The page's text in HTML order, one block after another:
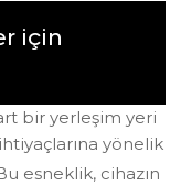
için
bir yerleşim yeri
yönelik
esneklik, cihazın